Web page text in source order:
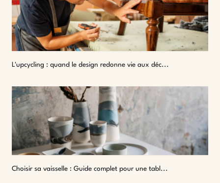
L'upcycling : quand le design redonne vie aux déc...
Choisir sa vaisselle : Guide complet pour une tabl...